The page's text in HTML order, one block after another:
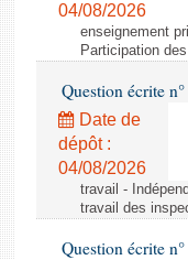
04/08/2026
enseignement
Participation
Question écrite
Date de
dépôt :
04/08/2026
travail -
travail des
Question écrite